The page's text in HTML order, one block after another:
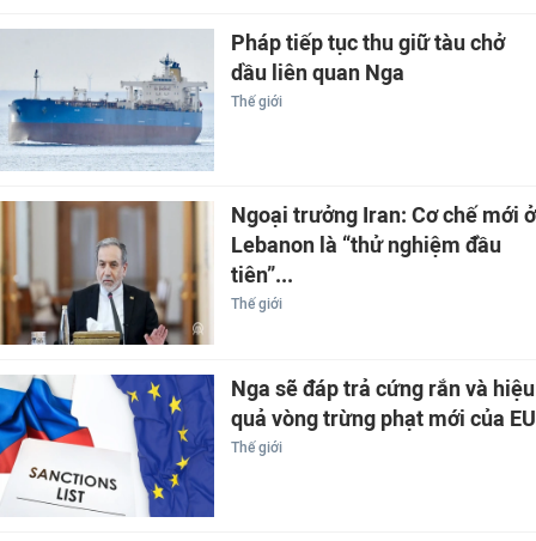
Pháp tiếp tục thu giữ tàu chở
dầu liên quan Nga
Thế giới
Ngoại trưởng Iran: Cơ chế mới ở
Lebanon là “thử nghiệm đầu
tiên”...
Thế giới
Nga sẽ đáp trả cứng rắn và hiệu
quả vòng trừng phạt mới của EU
Thế giới